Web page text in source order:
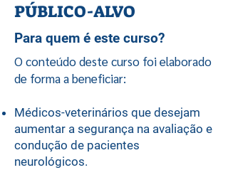
PÚBLICO-ALVO
Para quem é este curso?
O conteúdo deste curso foi elaborado
de forma a beneficiar:
Médicos-veterinários que desejam
aumentar a segurança na avaliação e
condução de pacientes
neurológicos.